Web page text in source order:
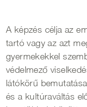
A képzés célja az
tartó vagy az azt
gyermekekkel
védelmező
látókörű
és a kultúraváltás